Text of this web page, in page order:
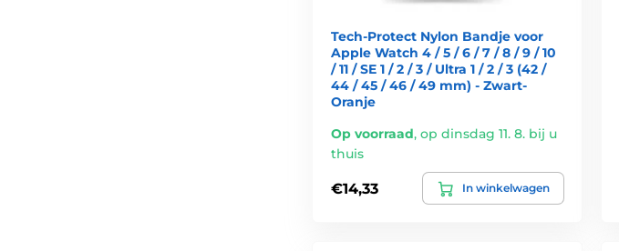
Tech-Protect Nylon Bandje voor
Apple Watch 4 / 5 / 6 / 7 / 8 / 9 / 10
/ 11 / SE 1 / 2 / 3 / Ultra 1 / 2 / 3 (42 /
44 / 45 / 46 / 49 mm) - Zwart-
Oranje
Op voorraad, op dinsdag 11. 8. bij u
thuis
€14,33 In winkelwagen